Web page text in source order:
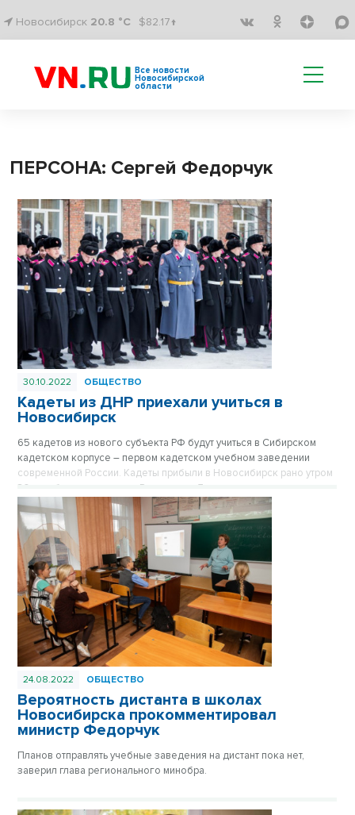
Новосибирск 20.8 °C $82.17↑
Все новости
Новосибирской
области
ПЕРСОНА: Сергей Федорчук
30.10.2022 ОБЩЕСТВО
Кадеты из ДНР приехали учиться в
Новосибирск
65 кадетов из нового субъекта РФ будут учиться в Сибирском
кадетском корпусе – первом кадетском учебном заведении
современной России. Кадеты прибыли в Новосибирск рано утром
30 октября на поезде из Ростова-на-Дону.
24.08.2022 ОБЩЕСТВО
Вероятность дистанта в школах
Новосибирска прокомментировал
министр Федорчук
Планов отправлять учебные заведения на дистант пока нет,
заверил глава регионального минобра.